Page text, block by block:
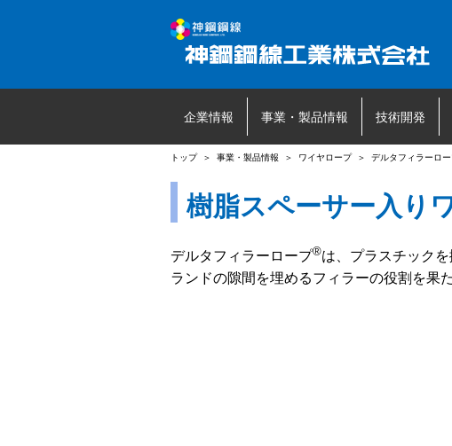
企業情報 事業・製品情報 技術開発
トップ ＞ 事業・製品情報 ＞ ワイヤロープ ＞ デルタフィラーロ
樹脂スペーサー入り
デルタフィラーロープ®は、プラスチック
ランドの隙間を埋めるフィラーの役割を果